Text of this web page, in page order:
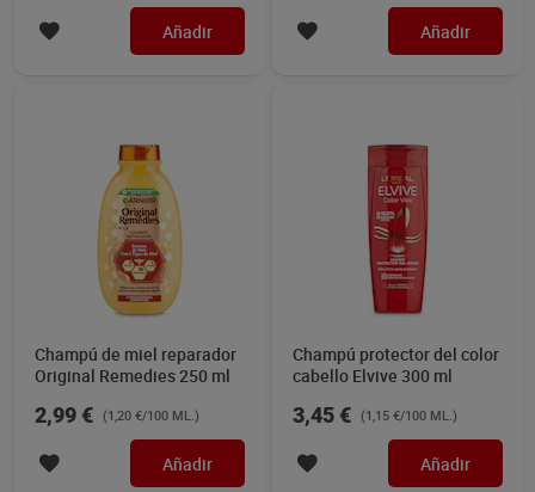
Añadir Añadir
Champú de miel reparador
Original Remedies 250 ml
2,99 € (1,20 €/100 ML.)
Añadir
Champú protector del color
cabello Elvive 300 ml
3,45 € (1,15 €/100 ML.)
Añadir